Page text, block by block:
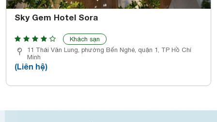
Sky Gem Hotel Sora
Khách sạn
11 Thái Văn Lung, phường Bến Nghé, quận 1, TP Hồ Chí
Minh
(Liên hệ)